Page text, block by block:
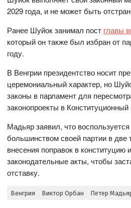
2029 года, и не может быть
Ранее Шуйок занимал пост главы
который он также был избран от
году.
В Венгрии президентство носит
церемониальный характер, но
законы в парламент для
законопроекты в Конституционный
Мадьяр заявил, что
большинством своей партии в две
внесения поправок в конституцию
законодательные акты, чтобы
отставку.
Венгрия Виктор Орбан Петер